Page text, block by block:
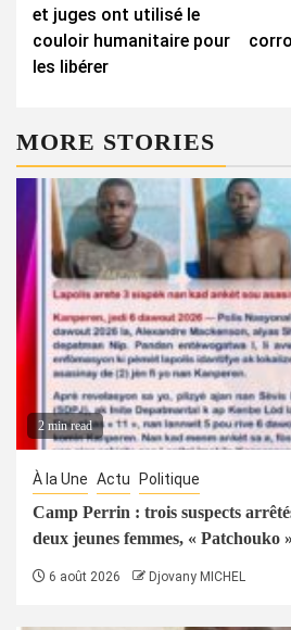
et juges ont utilisé le
couloir humanitaire pour
les libérer
MORE STORIES
2 min read
À la Une Actu Politique
Camp Perrin : trois suspects
deux jeunes femmes, « Patchouko
6 août 2026 Djovany MICHEL